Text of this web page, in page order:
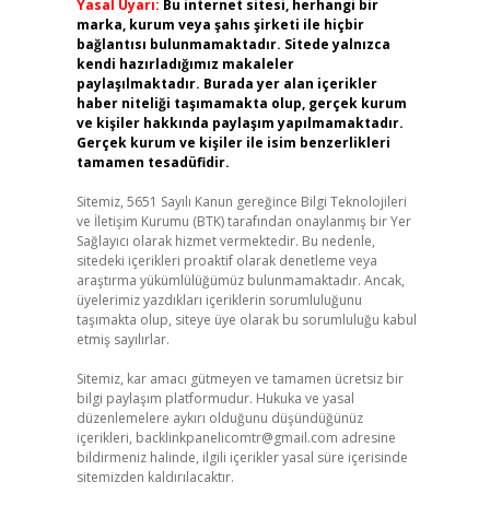
Yasal Uyarı: Bu internet sitesi, herhangi bir
marka, kurum veya şahıs şirketi ile hiçbir
bağlantısı bulunmamaktadır. Sitede yalnızca
kendi hazırladığımız makaleler
paylaşılmaktadır. Burada yer alan içerikler
haber niteliği taşımamakta olup, gerçek kurum
ve kişiler hakkında paylaşım yapılmamaktadır.
Gerçek kurum ve kişiler ile isim benzerlikleri
tamamen tesadüfidir.
Sitemiz, 5651 Sayılı Kanun gereğince Bilgi Teknolojileri
ve İletişim Kurumu (BTK) tarafından onaylanmış bir Yer
Sağlayıcı olarak hizmet vermektedir. Bu nedenle,
sitedeki içerikleri proaktif olarak denetleme veya
araştırma yükümlülüğümüz bulunmamaktadır. Ancak,
üyelerimiz yazdıkları içeriklerin sorumluluğunu
taşımakta olup, siteye üye olarak bu sorumluluğu kabul
etmiş sayılırlar.
Sitemiz, kar amacı gütmeyen ve tamamen ücretsiz bir
bilgi paylaşım platformudur. Hukuka ve yasal
düzenlemelere aykırı olduğunu düşündüğünüz
içerikleri, backlinkpanelicomtr@gmail.com adresine
bildirmeniz halinde, ilgili içerikler yasal süre içerisinde
sitemizden kaldırılacaktır.